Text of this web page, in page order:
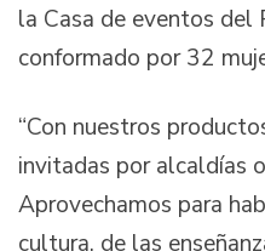
la Casa de eventos del
conformado por 32
“Con nuestros
invitadas por alcaldías
Aprovechamos para
cultura, de las